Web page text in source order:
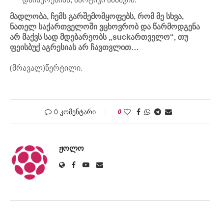
მადლობა, ჩემს გარშემომყოფებს, რომ მე სხვა,
ნათელ საქართველოში ვცხოვრობ და წარმოდგენა
არ მაქვს სად მდებარეობს „suckართველო“, თუ
ფეისბუქ აგრესიას არ ჩავთვლით…
(მრავალ)წერტილი.
0 კომენტარი 0
ᲟᲝᲚᲝ